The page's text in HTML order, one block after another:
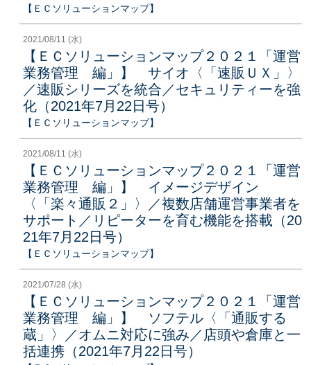
【ＥＣソリューションマップ】
2021/08/11 (水)
【ＥＣソリューションマップ２０２１「運営
業務管理 編」】 サイオ〈「速販ＵＸ」〉
／速販シリーズを統合／セキュリティーを強
化（2021年7月22日号）
【ＥＣソリューションマップ】
2021/08/11 (水)
【ＥＣソリューションマップ２０２１「運営
業務管理 編」】 イメージデザイン
〈「楽々通販２」〉／複数店舗運営事業者を
サポート／リピーターを育む機能を搭載（20
21年7月22日号）
【ＥＣソリューションマップ】
2021/07/28 (水)
【ＥＣソリューションマップ２０２１「運営
業務管理 編」】 ソフテル〈「通販する
蔵」〉／オムニ対応に強み／店頭や倉庫と一
括連携（2021年7月22日号）